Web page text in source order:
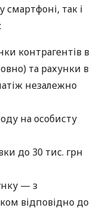
смартфоні, так і
контрагентів в
та рахунки в
незалежно
на особисту
до 30 тис. грн
— з
відповідно до